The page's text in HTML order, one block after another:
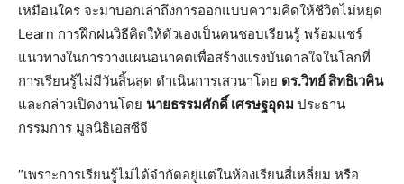
เหมือนใคร จะมาบอกเล่าถึงการออกแบบความคิดให้ชีวิตไม่หยุด
Learn การฝึกฝนวิธีคิดให้ตัวเองเป็นคนชอบเรียนรู้ พร้อมแชร์
แนวทางในการวางแผนอนาคตเพื่อสร้างแรงบันดาลใจในโลกที่
การเรียนรู้ไม่มีวันสิ้นสุด ดำเนินการเสวนาโดย ดร.วิทย์ สิทธิเวคิน
และกล่าวเปิดงานโดย นายธรรมศักดิ์ เศรษฐอุดม ประธาน
กรรมการ มูลนิธิเอสซีจี
“เพราะการเรียนรู้ไม่ได้จำกัดอยู่แต่ในห้องเรียนสี่เหลี่ยม หรือ